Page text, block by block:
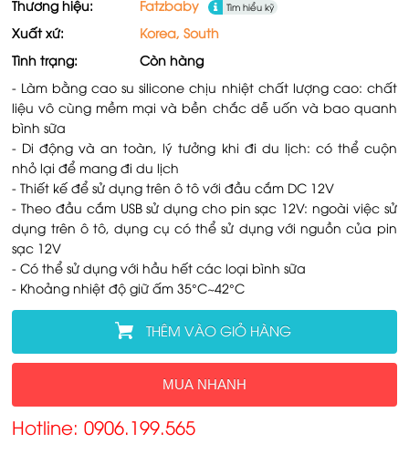
Thương hiệu: Fatzbaby Tìm hiểu kỹ
Xuất xứ: Korea, South
Tình trạng: Còn hàng
- Làm bằng cao su silicone chịu nhiệt chất lượng cao: chất
liệu vô cùng mềm mại và bền chắc dễ uốn và bao quanh
bình sữa
- Di động và an toàn, lý tưởng khi đi du lịch: có thể cuộn
nhỏ lại để mang đi du lịch
- Thiết kế để sử dụng trên ô tô với đầu cắm DC 12V
- Theo đầu cắm USB sử dụng cho pin sạc 12V: ngoài việc sử
dụng trên ô tô, dụng cụ có thể sử dụng với nguồn của pin
sạc 12V
- Có thể sử dụng với hầu hết các loại bình sữa
- Khoảng nhiệt độ giữ ấm 35°C~42°C
THÊM VÀO GIỎ HÀNG
MUA NHANH
Hotline: 0906.199.565